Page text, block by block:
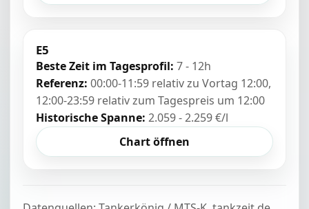
E5
Beste Zeit im Tagesprofil: 7 - 12h
Referenz: 00:00-11:59 relativ zu Vortag 12:00,
12:00-23:59 relativ zum Tagespreis um 12:00
Historische Spanne: 2.059 - 2.259 €/l
Chart öffnen